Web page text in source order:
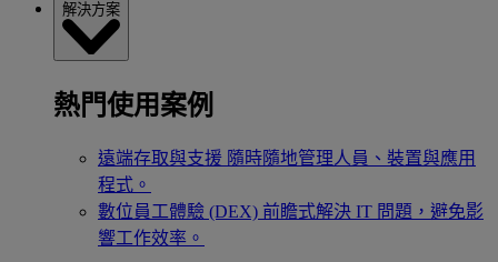
解決方案
熱門使用案例
遠端存取與支援 隨時隨地管理人員、裝置與應用
程式。
數位員工體驗 (DEX) 前瞻式解決 IT 問題，避免影
響工作效率。